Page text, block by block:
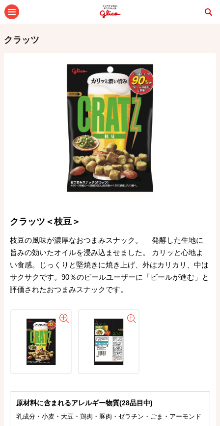
クラッツ
クラッツ＜枝豆＞
枝豆の風味が濃厚なおつまみスナック。 発酵した生地に
旨みの効いたオイルを浸み込ませました。 カリッと心地よ
い食感。じっくりと堅焼きに焼き上げ、外はカリカリ、中は
サクサクです。90％のビールユーザーに「ビールが進む」と
評価されたおつまみスナックです。
原材料に含まれるアレルギー物質(28品目中)
乳成分・小麦・大豆・鶏肉・豚肉・ゼラチン・ごま・アーモンド